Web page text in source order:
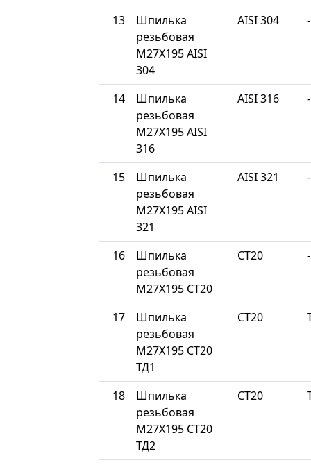
13
Шпилька
резьбовая
М27Х195 AISI
304
AISI 304 -
14
Шпилька
резьбовая
М27Х195 AISI
316
AISI 316 -
15
Шпилька
резьбовая
М27Х195 AISI
321
AISI 321 -
16
Шпилька
резьбовая
М27Х195 СТ20
СТ20 -
17
Шпилька
резьбовая
М27Х195 СТ20
ТД1
СТ20
18
Шпилька
резьбовая
М27Х195 СТ20
ТД2
СТ20